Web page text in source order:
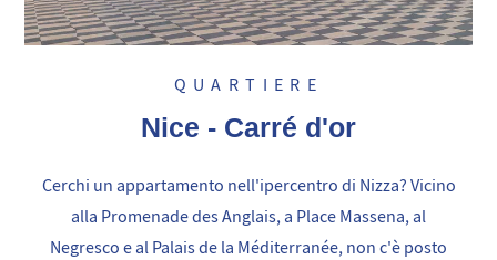
QUARTIERE
Nice - Carré d'or
Cerchi un appartamento nell'ipercentro di Nizza? Vicino
alla Promenade des Anglais, a Place Massena, al
Negresco e al Palais de la Méditerranée, non c'è posto